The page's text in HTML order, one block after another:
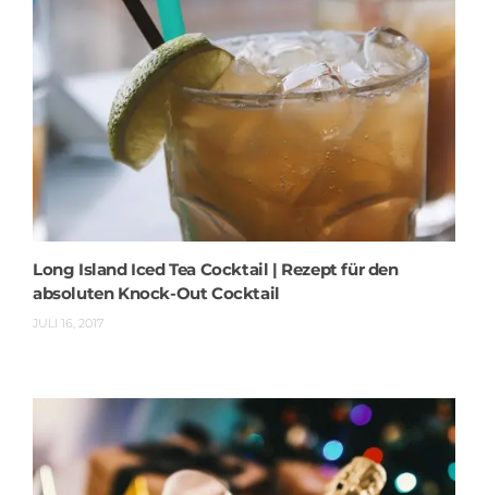
Long Island Iced Tea Cocktail | Rezept für den
absoluten Knock-Out Cocktail
JULI 16, 2017